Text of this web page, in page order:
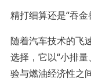
精打细算还是“吞
随着汽车技术的飞
选择，它以“小排
验与燃油经济性之